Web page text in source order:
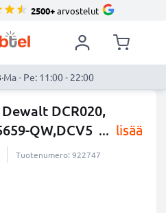
2500+arvostelut
·Ma - Pe: 11:00 - 22:00
DCR020,
QW,DCV5 ... lisää
Tuotenumero: 922747